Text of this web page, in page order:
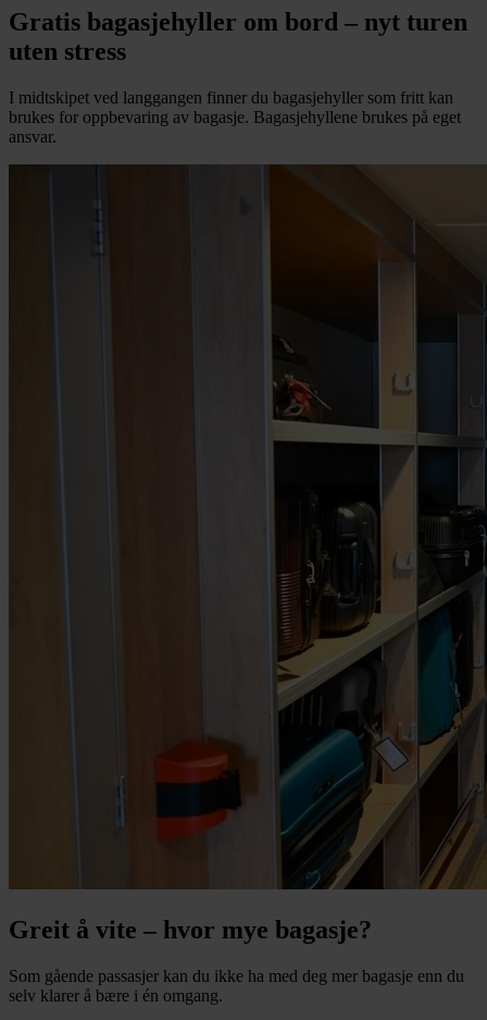
Gratis bagasjehyller om bord – nyt turen
uten stress
I midtskipet ved langgangen finner du bagasjehyller som fritt kan
brukes for oppbevaring av bagasje. Bagasjehyllene brukes på eget
ansvar.
Greit å vite – hvor mye bagasje?
Som gående passasjer kan du ikke ha med deg mer bagasje enn du
selv klarer å bære i én omgang.